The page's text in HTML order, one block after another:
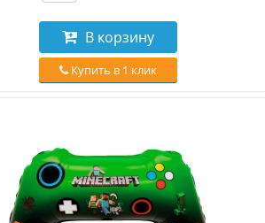
В корзину
Купить в 1 клик